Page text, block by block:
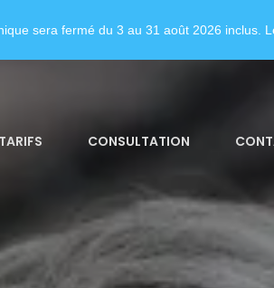
TARIFS CONSULTATION
sera fermé du 3 au 31 août 2026 inclus.